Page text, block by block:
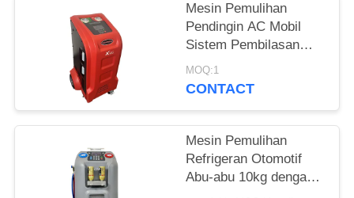
Mesin Pemulihan
Pendingin AC Mobil
Sistem Pembilasan
Pendingin Udara
MOQ:1
CONTACT
Mesin Pemulihan
Refrigeran Otomotif
Abu-abu 10kg dengan